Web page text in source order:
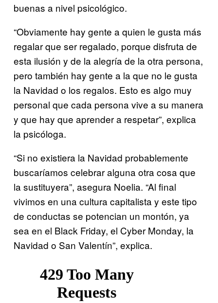
buenas a nivel psicológico.
“Obviamente hay gente a quien le gusta más
regalar que ser regalado, porque disfruta de
esta ilusión y de la alegría de la otra persona,
pero también hay gente a la que no le gusta
la Navidad o los regalos. Esto es algo muy
personal que cada persona vive a su manera
y que hay que aprender a respetar”, explica
la psicóloga.
“Si no existiera la Navidad probablemente
buscaríamos celebrar alguna otra cosa que
la sustituyera”, asegura Noelia. “Al final
vivimos en una cultura capitalista y este tipo
de conductas se potencian un montón, ya
sea en el Black Friday, el Cyber Monday, la
Navidad o San Valentín”, explica.